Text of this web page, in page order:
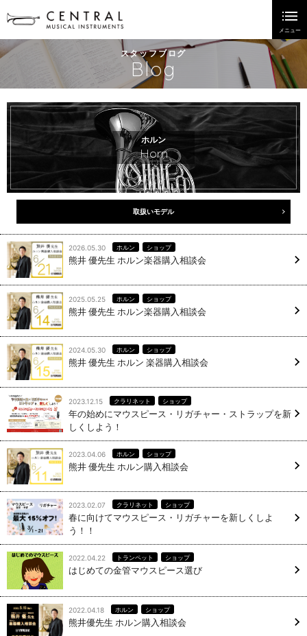
スタッフブログ
Blog
ホルン
Horn
取扱いモデル
2026.05.30 ホルン ショップ
熊井 優先生 ホルン楽器購入相談会
2025.05.25 ホルン ショップ
熊井 優先生 ホルン楽器購入相談会
2024.05.30 ホルン ショップ
熊井 優先生 ホルン 楽器購入相談会
2023.12.15 クラリネット ショップ
年の始めにマウスピース・リガチャー・ストラップを新
しくしよう！
2023.04.06 ホルン ショップ
熊井 優先生 ホルン購入相談会
2023.02.07 クラリネット ショップ
春に向けてマウスピース・リガチャーを新しくしよ
う！！
2022.04.22 トランペット ショップ
はじめての金管マウスピース選び
2022.04.18 ホルン ショップ
熊井優先生 ホルン購入相談会